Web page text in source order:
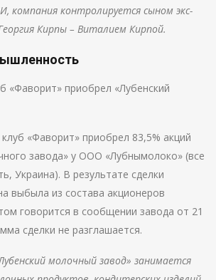
компания контролируется сыном экс-
Кирпы – Виталием Кирпой.
«Фаворит» приобрел «Лубенский
«Фаворит» приобрел 83,5% акций
завода» у ООО «Лубнымолоко» (все
Украина). В результате сделки
выбыла из состава акционеров
говорится в сообщении завода от 21
сделки не разглашается.
молочный завод» занимается